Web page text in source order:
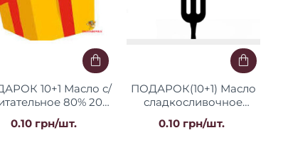
​​10+1 Масло с/
80% 200
г/20 фольга ТМ
"Полтавочка"
0.10 грн/шт.
ПОДАРОК(10+1) Масло
сладкосливочное
крестьянское 73% жира
ДСТУ 180 г. ТМ Козуб
0.10 грн/шт.